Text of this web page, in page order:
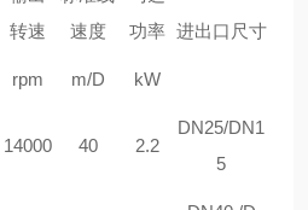
转速
速度
功率 进出口尺寸
rpm m/D kW
14000 40 2.2
DN25/DN1
5